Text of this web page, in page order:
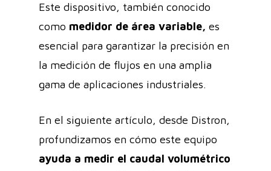
Este dispositivo, también conocido
como medidor de área variable, es
esencial para garantizar la precisión en
la medición de flujos en una amplia
gama de aplicaciones industriales.
En el siguiente artículo, desde Distron,
profundizamos en cómo este equipo
ayuda a medir el caudal volumétrico